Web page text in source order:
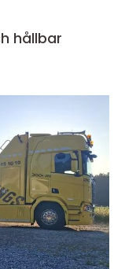
hållbar